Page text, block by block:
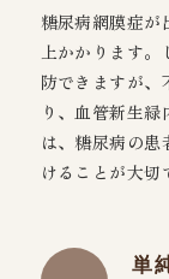
糖尿病網膜症が
上かかります
防できますが、
り、血管新生
は、糖尿病の
けることが大切
単